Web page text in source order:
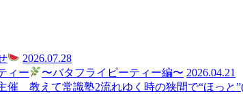
2026.07.28
ィー
〜バタフライピーティー編〜 2026.04.21
催 教えて常識塾2流れゆく時の狭間で“ほっと